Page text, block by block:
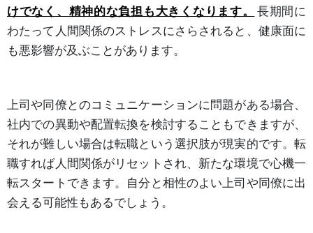
けでなく、精神的な負担も大きくなります。
長期間に
わたって人間関係のストレスにさらされると、健康面に
も悪影響が及ぶことがあります。
上司や同僚とのコミュニケーションに問題がある場合、
社内での異動や配置転換を検討することもできますが、
それが難しい場合は転職という選択肢が現実的です。転
職すれば人間関係がリセットされ、新たな環境で心機一
転スタートできます。自分と相性のよい上司や同僚に出
会える可能性もあるでしょう。